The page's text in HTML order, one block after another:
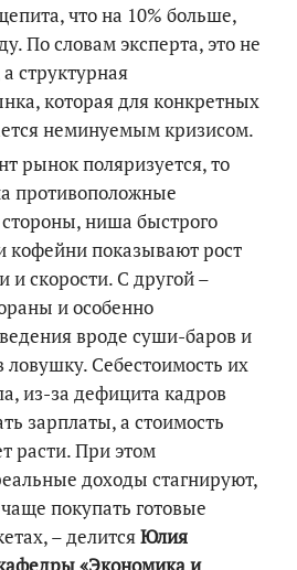
что на 10% больше,
По словам эксперта, это не
структурная
которая для конкретных
неминуемым кризисом.
рынок поляризуется, то
противоположные
ниша быстрого
кофейни показывают рост
и скорости. С другой –
и особенно
вроде суши-баров и
Себестоимость их
из-за дефицита кадров
зарплаты, а стоимость
расти. При этом
доходы стагнируют,
покупать готовые
– делитсяЮлия
«Экономика и